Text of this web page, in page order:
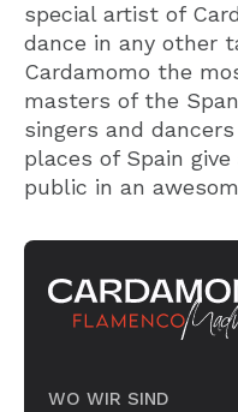
special artist of
dance in any other
Cardamomo the
masters of the
singers and
places of Spain
public in an
WO WIR SIND